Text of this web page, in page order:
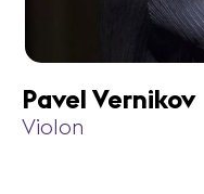
Pavel Vernikov
Violon